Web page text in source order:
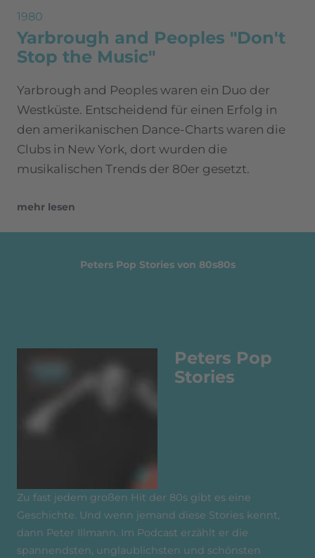
1980
Yarbrough and Peoples "Don't
Stop the Music"
Yarbrough and Peoples waren ein Duo der
Westküste. Entscheidend für einen Erfolg in
den amerikanischen Dance-Charts waren die
Clubs in New York, dort wurden die
musikalischen Trends der 80er gesetzt.
mehr lesen
Peters Pop Stories von 80s80s
Peters Pop
Stories
Zu fast jedem großen Hit der 80s gibt es eine
Geschichte. Und wenn jemand diese Stories kennt,
dann Peter Illmann. Im Podcast erzählt er die
spannendsten, unglaublichsten und schönsten